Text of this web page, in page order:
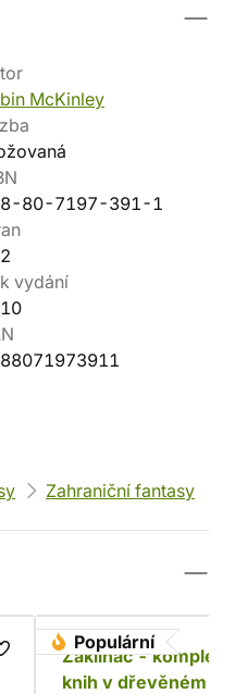
McKinley
80-7197-391-1
vydání
Zahraniční fantasy
Populární
Zaklínač - komplet
knih v dřevěném